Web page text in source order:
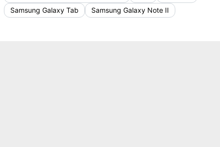
Samsung Galaxy Tab
Samsung Galaxy Note II